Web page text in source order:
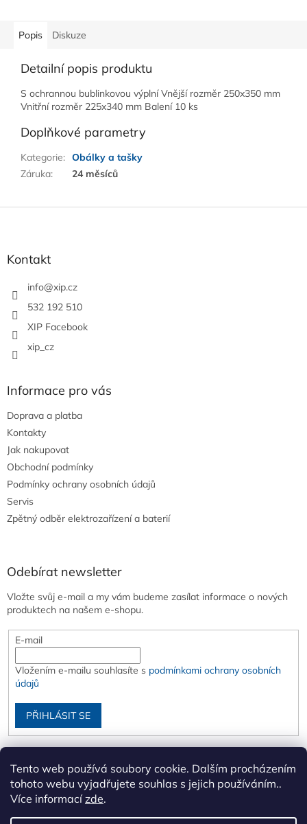
Tento web používá soubory cookie. Dalším procházením
tohoto webu vyjadřujete souhlas s jejich používáním..
Více informacízde.
Popis Diskuze
Detailní popis produktu
S ochrannou bublinkovou výplní Vnější rozměr 250x350 mm
Vnitřní rozměr 225x340 mm Balení 10 ks
Doplňkové parametry
Kategorie: Obálky a tašky
Záruka: 24 měsíců
Kontakt
info@xip.cz
532 192 510
XIP Facebook
xip_cz
Informace pro vás
Doprava a platba
Kontakty
Jak nakupovat
Obchodní podmínky
Podmínky ochrany osobních údajů
Servis
Zpětný odběr elektrozařízení a baterií
Odebírat newsletter
Vložte svůj e-mail a my vám budeme zasílat informace o nových
produktech na našem e-shopu.
E-mail
Vložením e-mailu souhlasíte s podmínkami ochrany osobních
údajů
PŘIHLÁSIT SE